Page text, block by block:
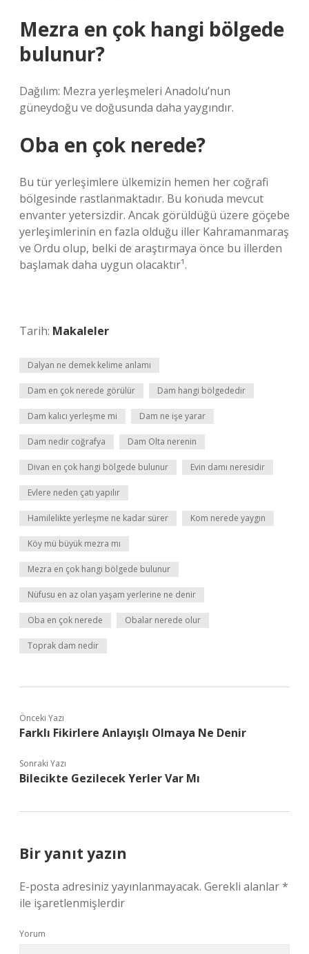
Mezra en çok hangi bölgede
bulunur?
Dağılım: Mezra yerleşmeleri Anadolu’nun
güneydoğu ve doğusunda daha yaygındır.
Oba en çok nerede?
Bu tür yerleşimlere ülkemizin hemen her coğrafi
bölgesinde rastlanmaktadır. Bu konuda mevcut
envanter yetersizdir. Ancak görüldüğü üzere göçebe
yerleşimlerinin en fazla olduğu iller Kahramanmaraş
ve Ordu olup, belki de araştırmaya önce bu illerden
başlamak daha uygun olacaktır¹.
Tarih: Makaleler
Dalyan ne demek kelime anlamı
Dam en çok nerede görülür Dam hangi bölgededir
Dam kalıcı yerleşme mi Dam ne işe yarar
Dam nedir coğrafya Dam Olta nerenin
Divan en çok hangi bölgede bulunur Evin damı neresidir
Evlere neden çatı yapılır
Hamilelikte yerleşme ne kadar sürer Kom nerede yaygın
Köy mü büyük mezra mı
Mezra en çok hangi bölgede bulunur
Nüfusu en az olan yaşam yerlerine ne denir
Oba en çok nerede Obalar nerede olur
Toprak dam nedir
Önceki Yazı
Farklı Fikirlere Anlayışlı Olmaya Ne Denir
Sonraki Yazı
Bilecikte Gezilecek Yerler Var Mı
Bir yanıt yazın
E-posta adresiniz yayınlanmayacak. Gerekli alanlar*
ile işaretlenmişlerdir
Yorum